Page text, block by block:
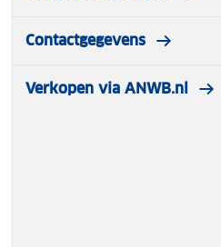
Contactgegevens
Verkopen via ANWB.nl